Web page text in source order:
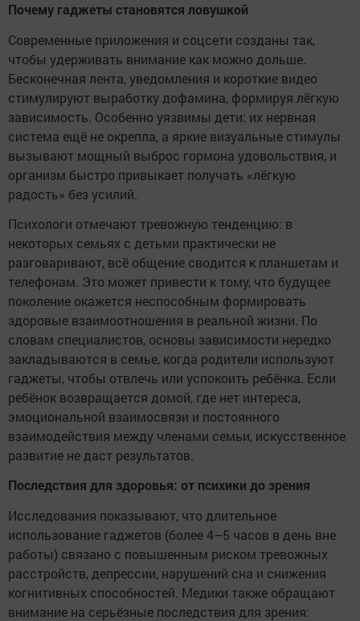
Почему гаджеты становятся ловушкой
Современные приложения и соцсети созданы так,
чтобы удерживать внимание как можно дольше.
Бесконечная лента, уведомления и короткие видео
стимулируют выработку дофамина, формируя лёгкую
зависимость. Особенно уязвимы дети: их нервная
система ещё не окрепла, а яркие визуальные стимулы
вызывают мощный выброс гормона удовольствия, и
организм быстро привыкает получать «лёгкую
радость» без усилий.
Психологи отмечают тревожную тенденцию: в
некоторых семьях с детьми практически не
разговаривают, всё общение сводится к планшетам и
телефонам. Это может привести к тому, что будущее
поколение окажется неспособным формировать
здоровые взаимоотношения в реальной жизни. По
словам специалистов, основы зависимости нередко
закладываются в семье, когда родители используют
гаджеты, чтобы отвлечь или успокоить ребёнка. Если
ребёнок возвращается домой, где нет интереса,
эмоциональной взаимосвязи и постоянного
взаимодействия между членами семьи, искусственное
развитие не даст результатов.
Последствия для здоровья: от психики до зрения
Исследования показывают, что длительное
использование гаджетов (более 4–5 часов в день вне
работы) связано с повышенным риском тревожных
расстройств, депрессии, нарушений сна и снижения
когнитивных способностей. Медики также обращают
внимание на серьёзные последствия для зрения: